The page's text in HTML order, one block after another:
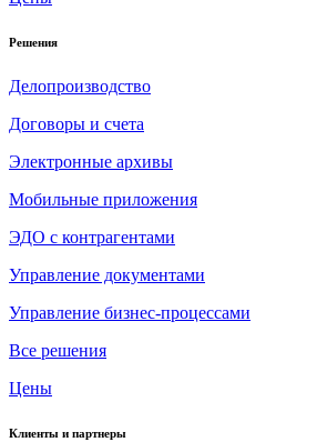
Решения
Делопроизводство
Договоры и счета
Электронные архивы
Мобильные приложения
ЭДО с контрагентами
Управление документами
Управление бизнес-процессами
Все решения
Цены
Клиенты и партнеры